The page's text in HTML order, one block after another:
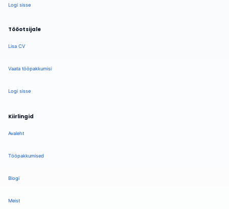
Logi sisse
Tööotsijale
Lisa CV
Vaata tööpakkumisi
Logi sisse
Kiirlingid
Avaleht
Tööpakkumised
Blogi
Meist